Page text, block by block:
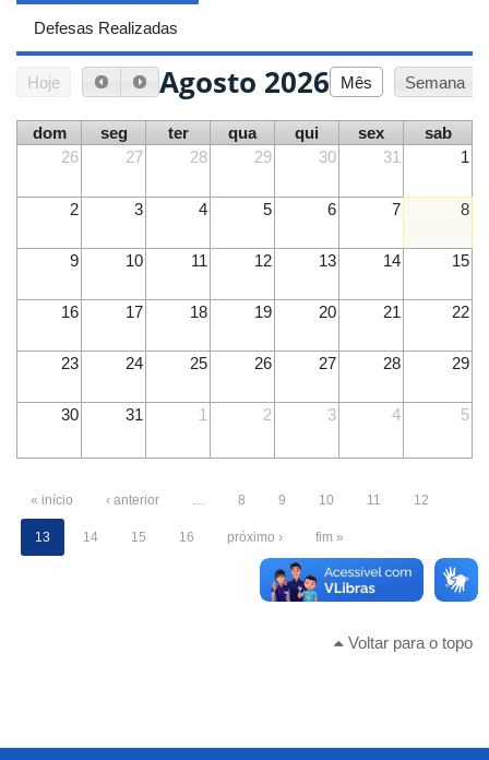
Defesas Realizadas
Hoje Agosto 2026 Mês Semana
dom seg ter qua qui sex
sab
26
27 28 29 30 31 1
2 3 4 5 6 7 8
9 10 11 12 13 14 15
16 17 18 19 20 21 22
23 24 25 26 27 28 29
30 31 1 2 3 4 5
« início ‹ anterior 8 9 10 11 12
13 14 15 16 próximo › fim »
Voltar para o topo